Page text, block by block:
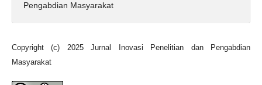
Pengabdian Masyarakat
Copyright (c) 2025 Jurnal Inovasi Penelitian dan Pengabdian
Masyarakat